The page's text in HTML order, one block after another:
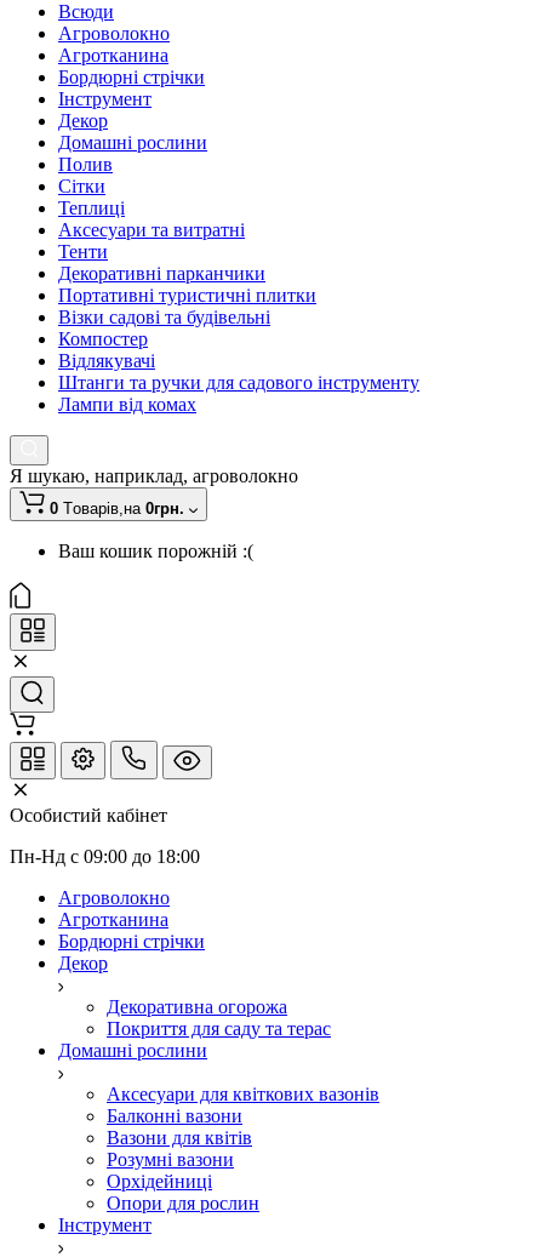
Всюди
Агроволокно
Агротканина
Бордюрні стрічки
Інструмент
Декор
Домашні рослини
Полив
Сітки
Теплиці
Аксесуари та витратні
Тенти
Декоративні парканчики
Портативні туристичні плитки
Візки садові та будівельні
Компостер
Відлякувачі
Штанги та ручки для садового інструменту
Лампи від комах
Я шукаю, наприклад, агроволокно
0 Tоварів,на 0грн.
Ваш кошик порожній :(
Особистий кабінет
Пн-Нд с 09:00 до 18:00
Агроволокно
Агротканина
Бордюрні стрічки
Декор
Декоративна огорожа
Покриття для саду та терас
Домашні рослини
Аксесуари для квіткових вазонів
Балконні вазони
Вазони для квітів
Розумні вазони
Орхідейниці
Опори для рослин
Інструмент